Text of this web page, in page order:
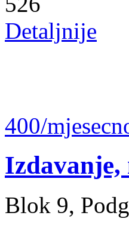
Detaljnije
400/
Izdavanje,
Blok 9,